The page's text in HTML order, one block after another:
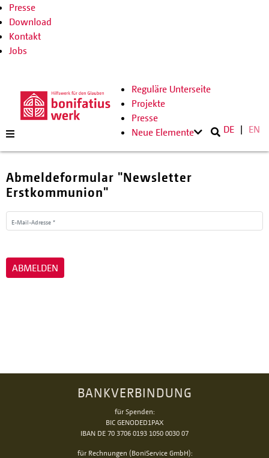
Presse
Download
Kontakt
Jobs
Reguläre Unterseite
Projekte
Presse
Neue Elemente
DE EN
Abmeldeformular "Newsletter
Erstkommunion"
E-Mail-Adresse *
ABMELDEN
BANKVERBINDUNG
für Spenden:
BIC GENODED1PAX
IBAN DE 70 3706 0193 1050 0030 07
für Rechnungen (BoniService GmbH):